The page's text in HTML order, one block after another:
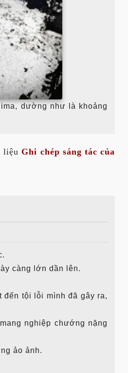
dường như là khoảng
liệu Ghi chép sáng tác của
càng lớn dần lên.
đến tội lỗi mình đã gây ra,
nghiệp chướng nặng
ảo ảnh.